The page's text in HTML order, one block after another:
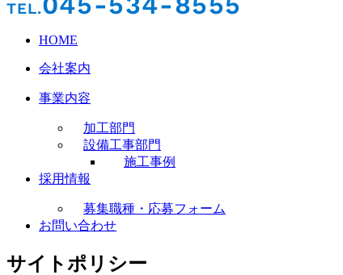
TEL.
HOME
会社案内
事業内容
加工部門
設備工事部門
施工事例
採用情報
募集職種・応募フォーム
お問い合わせ
サイトポリシー